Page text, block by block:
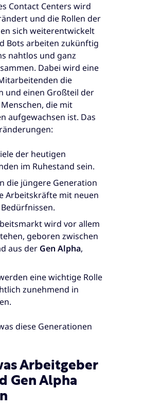
Contact Centers wird
und die Rollen der
sich weiterentwickelt
Bots arbeiten zukünftig
nahtlos und ganz
Dabei wird eine
die
und einen Großteil der
die mit
aufgewachsen ist. Das
der heutigen
im Ruhestand sein.
die jüngere Generation
Arbeitskräfte mit neuen
wird vor allem
geboren zwischen
aus der Gen Alpha,
eine wichtige Rolle
zunehmend in
diese Generationen
Arbeitgeber
Gen Alpha